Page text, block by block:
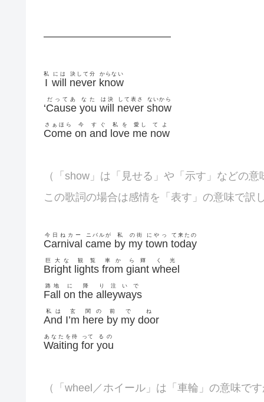
————————————
I
私
will
には
never
決して分
know
からない
‘Cause
だってあ
you
なた
will
は決
never
して表さ
show
ないから
Come
さぁほら
on
今
and
すぐ
love
私を
me
愛し
now
てよ
（「show」は「見せる」や「示す」などの意
この歌詞の場合は感情を「表す」の意味で訳
Carnival
今日ねカー
came
ニバルが
by
私
my
の街
town
にやっ
today
て来たの
Bright
巨大な
lights
観覧
from
車か
giant
ら輝
wheel
く光
Fall
路地
on
に
the
降
alleyways
り注いで
And
私は
I’m
玄
here
関の
by
前
my
で
door
ね
Waiting
あなたを待
for
って
you
るの
（「 wheel／ホイール」は「車輪」の意味で